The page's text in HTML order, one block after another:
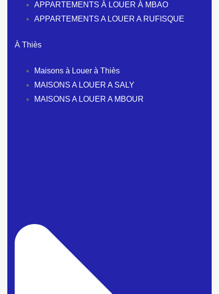
APPARTEMENTS À LOUER À MBAO
APPARTEMENTS A LOUER A RUFISQUE
À Thiès
Maisons à Louer à Thiès
MAISONS A LOUER A SALY
MAISONS A LOUER A MBOUR